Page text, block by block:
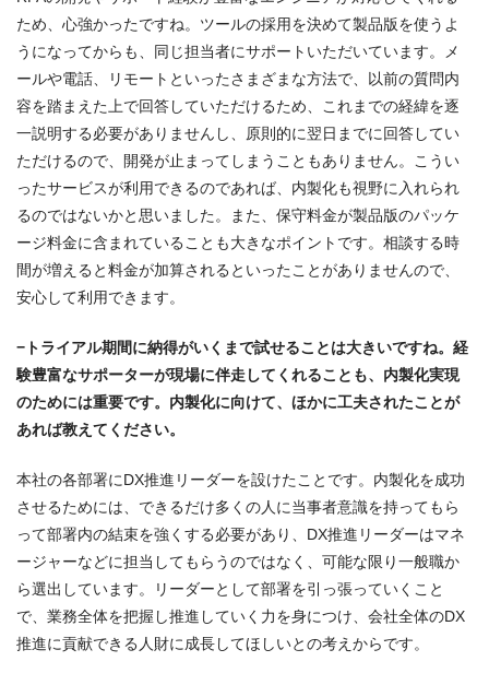
ため、心強かったですね。ツールの採用を決めて製品版を使うよ
うになってからも、同じ担当者にサポートいただいています。メ
ールや電話、リモートといったさまざまな方法で、以前の質問内
容を踏まえた上で回答していただけるため、これまでの経緯を逐
一説明する必要がありませんし、原則的に翌日までに回答してい
ただけるので、開発が止まってしまうこともありません。こうい
ったサービスが利用できるのであれば、内製化も視野に入れられ
るのではないかと思いました。また、保守料金が製品版のパッケ
ージ料金に含まれていることも大きなポイントです。相談する時
間が増えると料金が加算されるといったことがありませんので、
安心して利用できます。
−トライアル期間に納得がいくまで試せることは大きいですね。経
験豊富なサポーターが現場に伴走してくれることも、内製化実現
のためには重要です。内製化に向けて、ほかに工夫されたことが
あれば教えてください。
本社の各部署にDX推進リーダーを設けたことです。内製化を成功
させるためには、できるだけ多くの人に当事者意識を持ってもら
って部署内の結束を強くする必要があり、DX推進リーダーはマネ
ージャーなどに担当してもらうのではなく、可能な限り一般職か
ら選出しています。リーダーとして部署を引っ張っていくこと
で、業務全体を把握し推進していく力を身につけ、会社全体のDX
推進に貢献できる人財に成長してほしいとの考えからです。